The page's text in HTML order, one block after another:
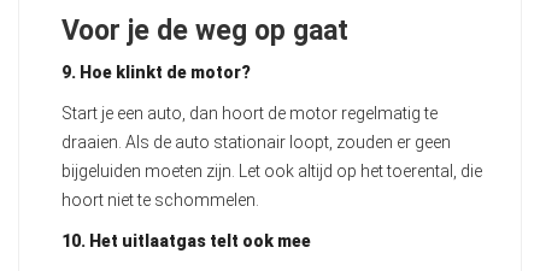
Voor je de weg op gaat
9. Hoe klinkt de motor?
Start je een auto, dan hoort de motor regelmatig te
draaien. Als de auto stationair loopt, zouden er geen
bijgeluiden moeten zijn. Let ook altijd op het toerental, die
hoort niet te schommelen.
10. Het uitlaatgas telt ook mee